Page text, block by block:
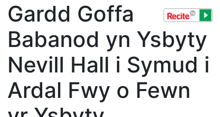
Gardd Goffa
Babanod yn Ysbyty
Nevill Hall i Symud i
Ardal Fwy o Fewn